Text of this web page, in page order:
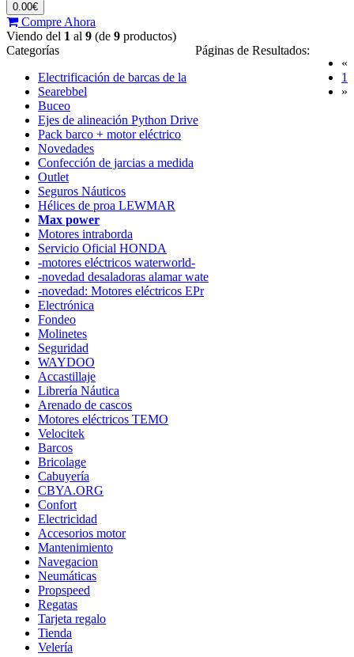
0.00€
Compre Ahora
Viendo del 1 al 9 (de 9 productos)
«
1
»
Páginas de Resultados:
Categorías
Electrificación de barcas de la
Searebbel
Buceo
Ejes de alineación Python Drive
Pack barco + motor eléctrico
Novedades
Confección de jarcias a medida
Outlet
Seguros Náuticos
Hélices de proa LEWMAR
Max power
Motores intraborda
Servicio Oficial HONDA
-motores eléctricos waterworld-
-novedad desaladoras alamar wate
-novedad: Motores eléctricos EPr
Electrónica
Fondeo
Molinetes
Seguridad
WAYDOO
Accastillaje
Librería Náutica
Arenado de cascos
Motores eléctricos TEMO
Velocitek
Barcos
Bricolage
Cabuyería
CBYA.ORG
Confort
Electricidad
Accesorios motor
Mantenimiento
Navegacion
Neumáticas
Propspeed
Regatas
Tarjeta regalo
Tienda
Velería